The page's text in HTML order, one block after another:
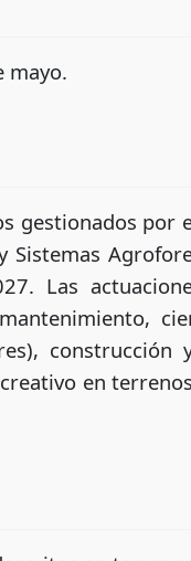
mayo.
gestionados por
Las
en